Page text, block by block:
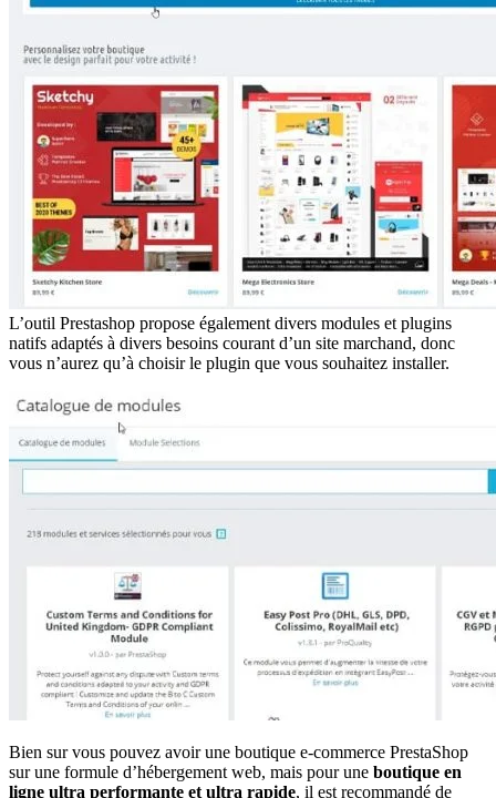
L’outil Prestashop propose également divers modules et plugins
natifs adaptés à divers besoins courant d’un site marchand, donc
vous n’aurez qu’à choisir le plugin que vous souhaitez installer.
Bien sur vous pouvez avoir une boutique e-commerce PrestaShop
sur une formule d’hébergement web, mais pour une boutique en
ligne ultra performante et ultra rapide, il est recommandé de